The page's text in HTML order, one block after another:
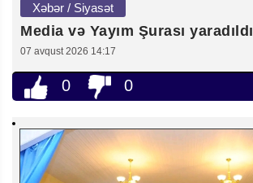
Xəbər / Siyasət
Media və Yayım Şurası yaradıldı
07 avqust 2026 14:17
0 0